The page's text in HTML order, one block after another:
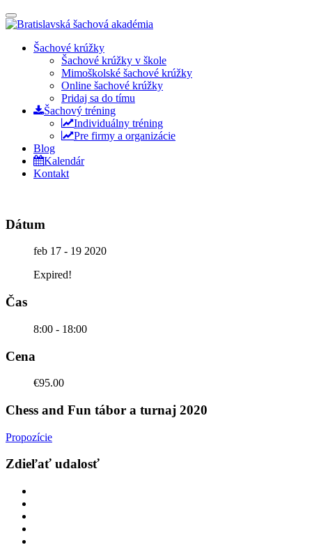
Prepínateľná
navigácia
Prejsť
Šachové krúžky
Šachové krúžky v škole
Mimoškolské šachové krúžky
Online šachové krúžky
Pridaj sa do tímu
Šachový tréning
Individuálny tréning
Pre firmy a organizácie
Blog
Kalendár
Kontakt
Dátum
feb 17 - 19 2020
Expired!
Čas
8:00 - 18:00
Cena
€95.00
Chess and Fun tábor a turnaj 2020
Propozície
Zdieľať udalosť